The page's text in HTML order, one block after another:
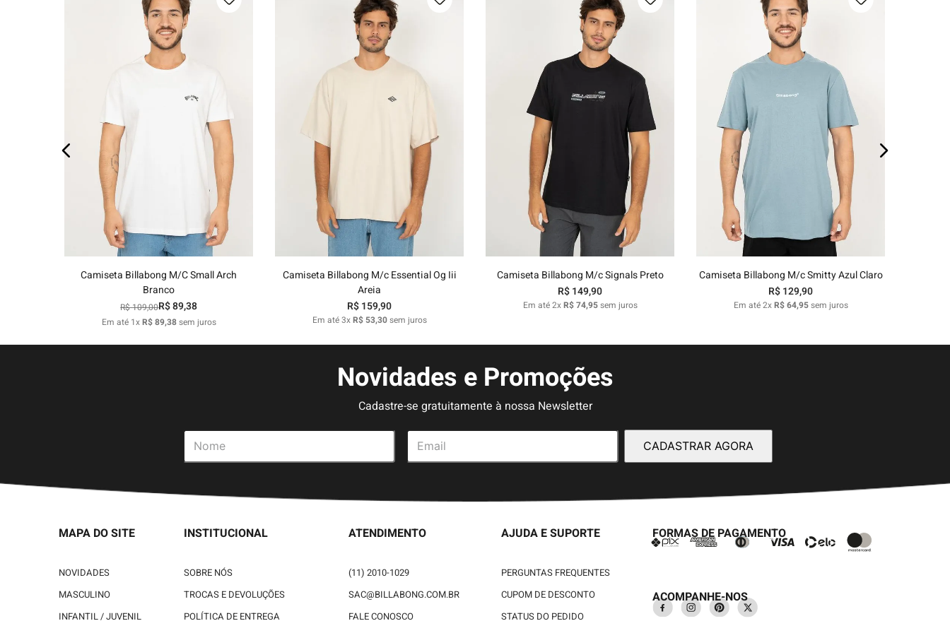
P
Adicionar ao carrinho
Camiseta Billabong M/C Small Arch
Branco
R$109,00R$89,38
Em até 1xR$89,38sem juros
P GG
Adicionar ao carrinho
Camiseta Billabong M/c Essential Og Iii
Areia
R$159,90
Em até3xR$ 53,30sem juros
P GG
Adicionar ao carrinho
Camiseta Billabong M/c Signals Preto
R$149,90
Em até2xR$74,95sem juros
P GG
Adicionar ao carrinho
Camiseta Billabong M/c Smitty Azul Claro
R$129,90
Em até2xR$64,95sem juros
Novidades e Promoções
Cadastre-se gratuitamente à nossa Newsletter
CADASTRAR AGORA
MAPA DO SITE
NOVIDADES
MASCULINO
INFANTIL / JUVENIL
INSTITUCIONAL
SOBRE NÓS
TROCAS E DEVOLUÇÕES
POLÍTICA DE ENTREGA
ATENDIMENTO
(11) 2010-1029
SAC@BILLABONG.COM.BR
FALE CONOSCO
AJUDA E SUPORTE
PERGUNTAS FREQUENTES
CUPOM DE DESCONTO
STATUS DO PEDIDO
FORMAS DE PAGAMENTO
ACOMPANHE-NOS